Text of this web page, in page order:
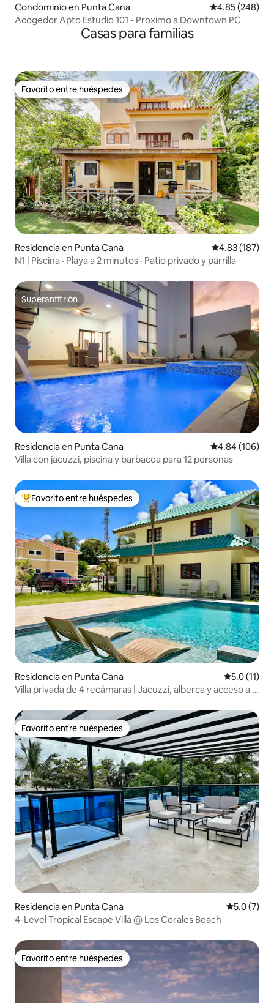
Condominio en Punta Cana Calificación
4.85 (248)
Acogedor Apto Estudio 101 - Proximo a Downtown PC
Casas para familias
Favorito entre huéspedes
Favorito entre huéspedes
Residencia en Punta Cana Calificación
4.83 (187)
N1 | Piscina · Playa a 2 minutos · Patio privado y parrilla
Superanfitrión
Superanfitrión
Residencia en Punta Cana Calificación
4.84 (106)
Villa con jacuzzi, piscina y barbacoa para 12 personas
De los mejores en Favorito entre huéspedes
Favorito entre huéspedes
Residencia en Punta Cana Calificación
5.0 (11)
Villa privada de 4 recámaras | Jacuzzi, alberca y acceso a la
Favorito entre huéspedes
Favorito entre huéspedes
Residencia en Punta Cana
5.0 (7)
4-Level Tropical Escape Villa @ Los Corales Beach
Favorito entre huéspedes
Favorito entre huéspedes